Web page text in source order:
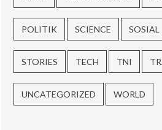
POLITIK SCIENCE SOSIAL
STORIES TECH TNI
UNCATEGORIZED WORLD